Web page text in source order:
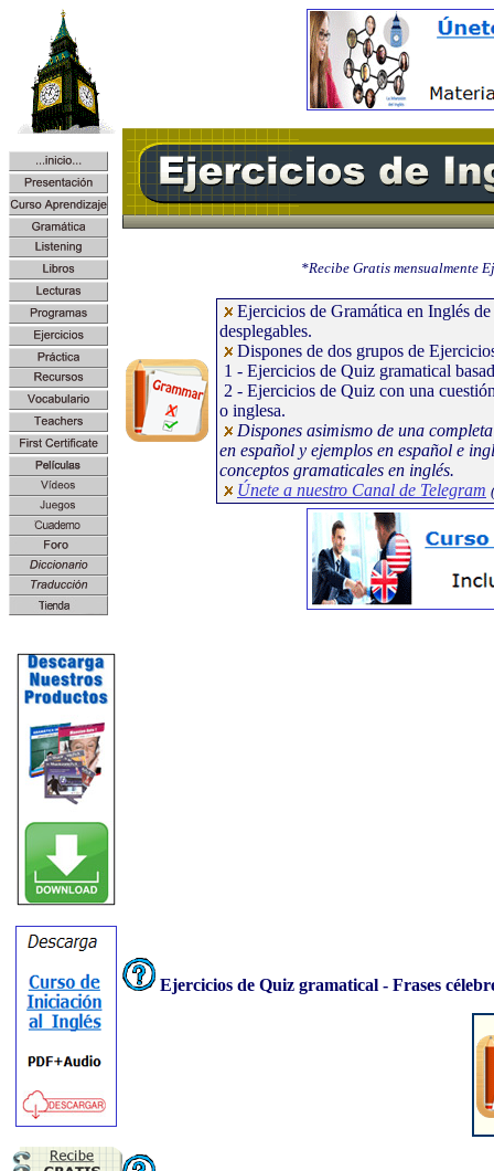
*Recibe Gratis mensualmente
Ejercicios de Gramática en Inglés
desplegables.
Dispones de dos grupos de
1 - Ejercicios de Quiz gramatical
2 - Ejercicios de Quiz con una
o inglesa.
Dispones asimismo de una
en español y ejemplos en español e
conceptos gramaticales en inglés.
Únete a nuestro Canal de Telegram
Ejercicios de Quiz gramatical - Frases